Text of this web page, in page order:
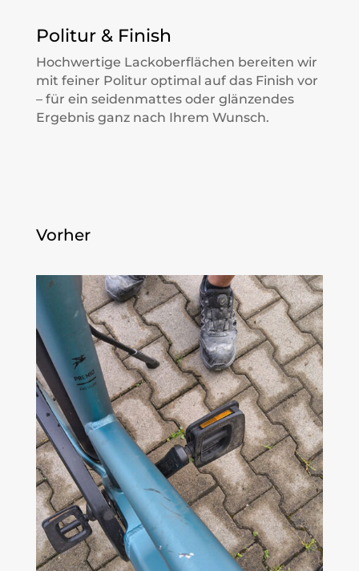
Politur & Finish
Hochwertige Lackoberflächen bereiten wir
mit feiner Politur optimal auf das Finish vor
– für ein seidenmattes oder glänzendes
Ergebnis ganz nach Ihrem Wunsch.
Vorher